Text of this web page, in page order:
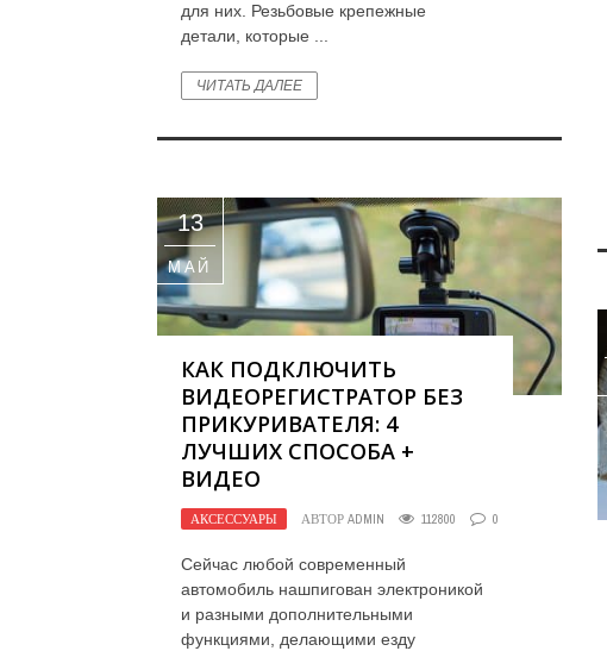
для них. Резьбовые крепежные
детали, которые ...
ЧИТАТЬ ДАЛЕЕ
13
МАЙ
КАК ПОДКЛЮЧИТЬ
ВИДЕОРЕГИСТРАТОР БЕЗ
ПРИКУРИВАТЕЛЯ: 4
ЛУЧШИХ СПОСОБА +
ВИДЕО
АКСЕССУАРЫ АВТОР ADMIN 112800 0
Сейчас любой современный
автомобиль нашпигован электроникой
и разными дополнительными
функциями, делающими езду